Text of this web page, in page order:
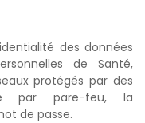
des données
de Santé,
protégés par des
par pare-feu, la
de passe.